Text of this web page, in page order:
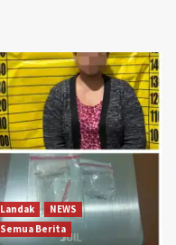
Landak
NEWS
Semua Berita